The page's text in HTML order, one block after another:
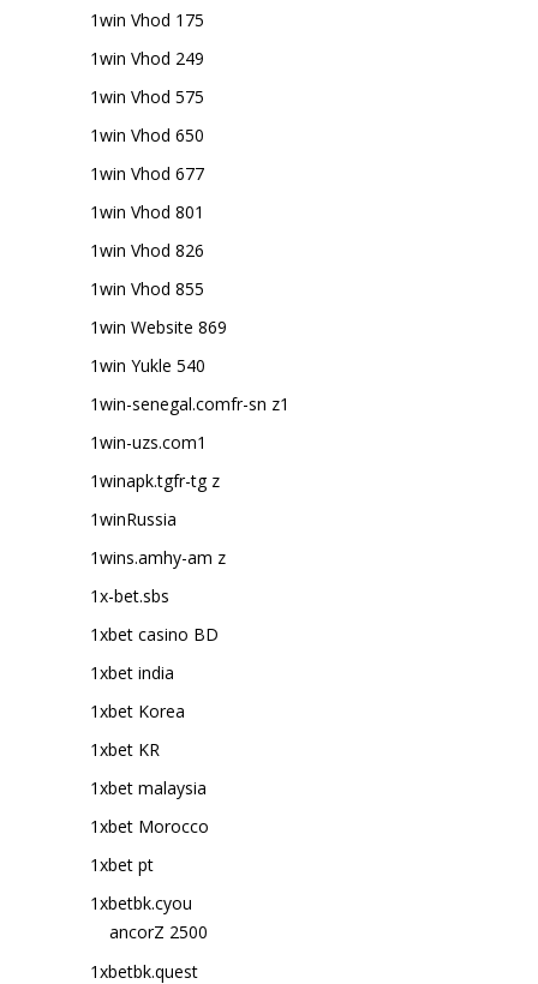
1win Vhod 175
1win Vhod 249
1win Vhod 575
1win Vhod 650
1win Vhod 677
1win Vhod 801
1win Vhod 826
1win Vhod 855
1win Website 869
1win Yukle 540
1win-senegal.comfr-sn z1
1win-uzs.com1
1winapk.tgfr-tg z
1winRussia
1wins.amhy-am z
1x-bet.sbs
1xbet casino BD
1xbet india
1xbet Korea
1xbet KR
1xbet malaysia
1xbet Morocco
1xbet pt
1xbetbk.cyou
ancorZ 2500
1xbetbk.quest